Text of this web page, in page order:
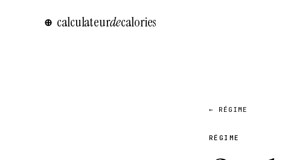
⊕ calculateurdecalories
← RÉGIME
RÉGIME